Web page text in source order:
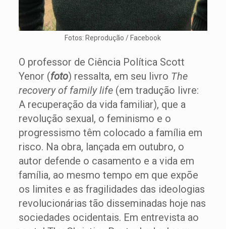
Fotos: Reprodução / Facebook
O professor de Ciência Política Scott
Yenor (foto) ressalta, em seu livro The
recovery of family life(em tradução livre:
A recuperação da vida familiar), que a
revolução sexual, o feminismo e o
progressismo têm colocado a família em
risco. Na obra, lançada em outubro, o
autor defende o casamento e a vida em
família, ao mesmo tempo em que expõe
os limites e as fragilidades das ideologias
revolucionárias tão disseminadas hoje nas
sociedades ocidentais. Em entrevista ao